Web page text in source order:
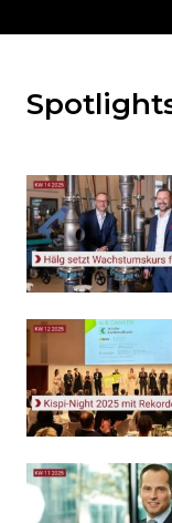
Möchten
den
weiteren
Inhalt
auslassen
und
zum
Seitenende
springen?